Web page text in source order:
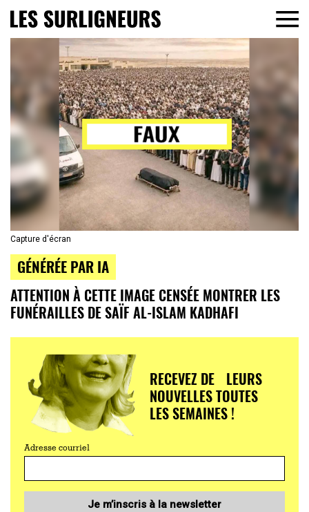
Capture d'écran
GÉNÉRÉE PAR IA
ATTENTION À CETTE IMAGE CENSÉE MONTRER LES
FUNÉRAILLES DE SAÏF AL-ISLAM KADHAFI
RECEVEZ DE LEURS
NOUVELLES TOUTES
LES SEMAINES !
Adresse courriel
Je m’inscris à la newsletter